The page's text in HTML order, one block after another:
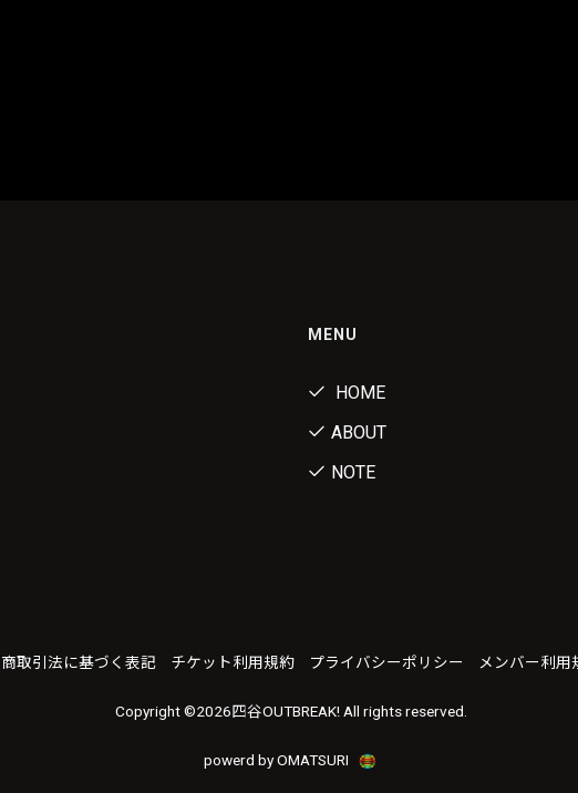
MENU
HOME
ABOUT
NOTE
取引法に基づく表記 チケット利用規約 プライバシーポリシー メンバー利用
Copyright ©2026四谷OUTBREAK! All rights reserved.
powerd by OMATSURI